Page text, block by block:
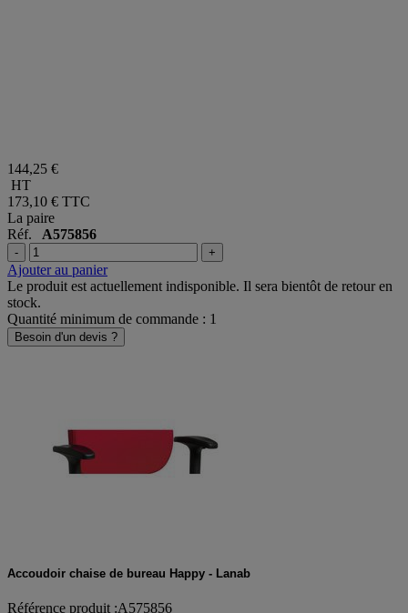
144,25 €
HT
173,10 € TTC
La paire
Réf. A575856
- +
Ajouter au panier
Le produit est actuellement indisponible. Il sera bientôt de retour en
stock.
Quantité minimum de commande : 1
Besoin d'un devis ?
Accoudoir chaise de bureau Happy - Lanab
Référence produit :A575856